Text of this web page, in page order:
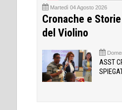
Martedì 04 Agosto 2026
Cronache e
del Violino
ASST